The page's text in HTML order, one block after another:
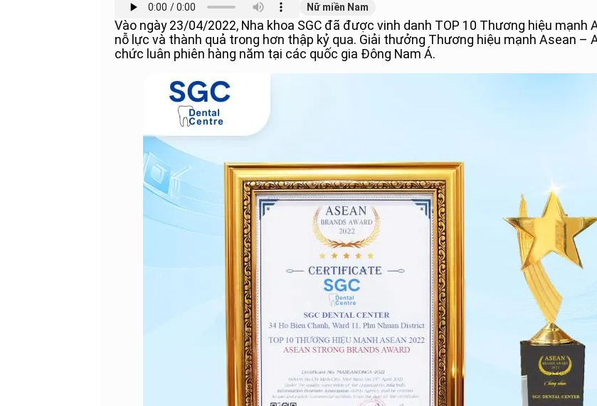
Nữ miền Nam
Vào ngày 23/04/2022, Nha khoa SGC đã được vinh danh TOP 10 Thương hiệu
nỗ lực và thành quả trong hơn thập kỷ qua. Giải thưởng Thương hiệu mạnh Asean –
chức luân phiên hàng năm tại các quốc gia Đông Nam Á.